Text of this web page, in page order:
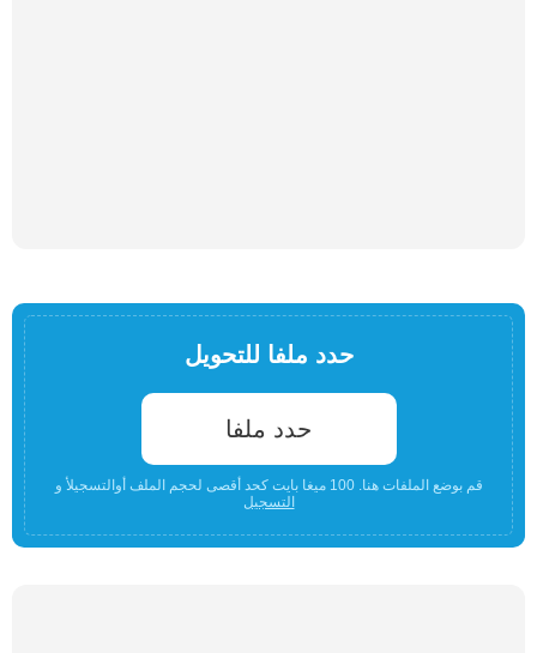
حدد ملفا للتحويل
حدد ملفا
قم بوضع الملفات هنا. 100 ميغا بايت كحد أقصى لحجم الملف أوالتسجيلأ و
التسجيل